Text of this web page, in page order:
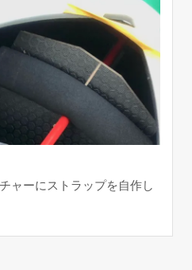
ャーにストラップを自作し